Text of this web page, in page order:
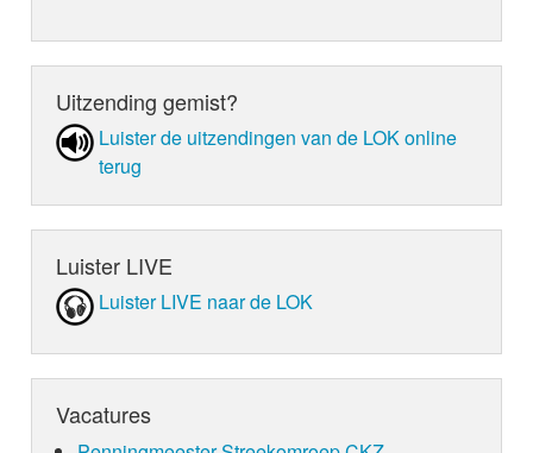
Uitzending gemist?
Luister de uit­zen­din­gen van de LOK online
terug
Luister LIVE
Luister LIVE naar de LOK
Vacatures